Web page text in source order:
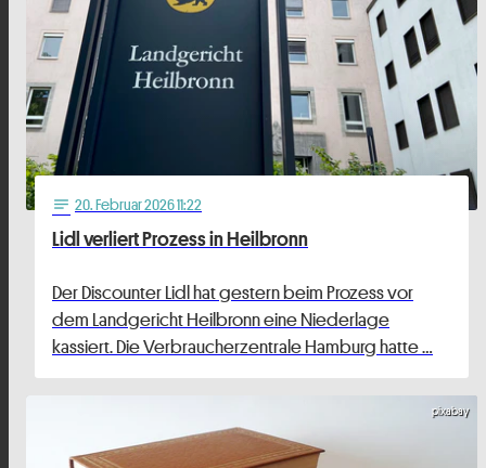
notes 20. Februar 2026 11:22
Lidl verliert Prozess in Heilbronn
Der Discounter Lidl hat gestern beim Prozess vor
dem Landgericht Heilbronn eine Niederlage
kassiert. Die Verbraucherzentrale Hamburg hatte …
pixabay